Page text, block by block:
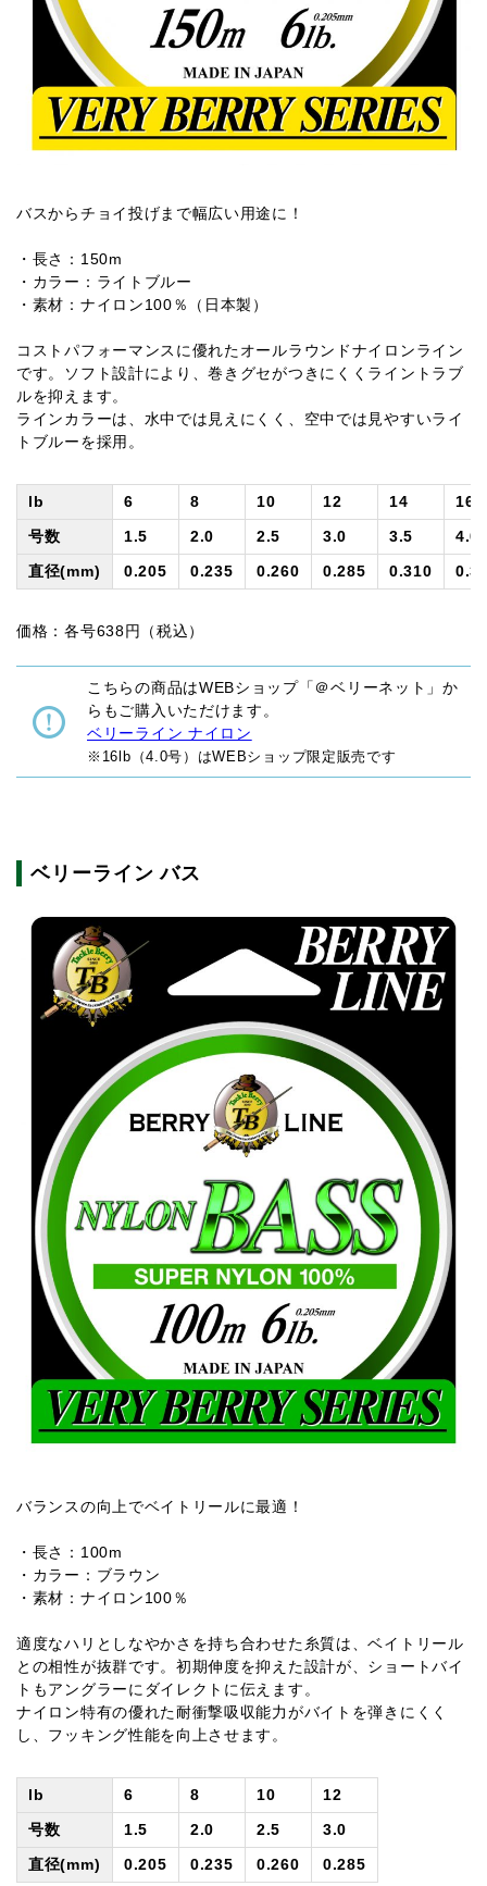
バスからチョイ投げまで幅広い用途に！
・長さ：150m
・カラー：ライトブルー
・素材：ナイロン100％（日本製）
コストパフォーマンスに優れたオールラウンドナイロンライン
です。ソフト設計により、巻きグセがつきにくくライントラブ
ルを抑えます。
ラインカラーは、水中では見えにくく、空中では見やすいライ
トブルーを採用。
lb 6 8 10 12 14
16
号数
1.5 2.0 2.5 3.0 3.5
4.0
直径(mm)
0.205 0.235 0.260 0.285 0.310
価格：各号638円（税込）
こちらの商品はWEBショップ「＠ベリーネット」か
らもご購入いただけます。
ベリーライン ナイロン
※16lb（4.0号）はWEBショップ限定販売です
ベリーライン バス
バランスの向上でベイトリールに最適！
・長さ：100m
・カラー：ブラウン
・素材：ナイロン100％
適度なハリとしなやかさを持ち合わせた糸質は、ベイトリール
との相性が抜群です。初期伸度を抑えた設計が、ショートバイ
トもアングラーにダイレクトに伝えます。
ナイロン特有の優れた耐衝撃吸収能力がバイトを弾きにくく
し、フッキング性能を向上させます。
lb 6 8 10
12
号数
1.5 2.0 2.5
3.0
直径(mm)
0.205 0.235 0.260 0.285